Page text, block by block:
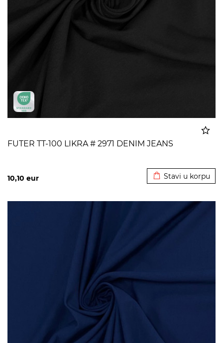
FUTER TT-100 LIKRA # 2971 DENIM JEANS
10,10 eur Stavi u korpu